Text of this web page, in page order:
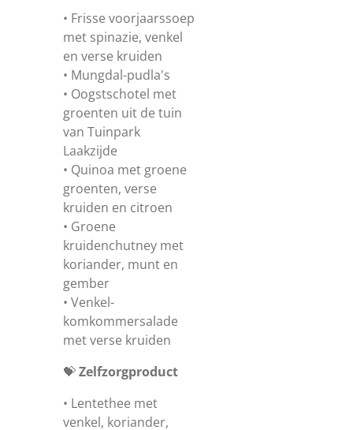
• Frisse voorjaarssoep
met spinazie, venkel
en verse kruiden
• Mungdal-pudla's
• Oogstschotel met
groenten uit de tuin
van Tuinpark
Laakzijde
• Quinoa met groene
groenten, verse
kruiden en citroen
• Groene
kruidenchutney met
koriander, munt en
gember
• Venkel-
komkommersalade
met verse kruiden
💝Zelfzorgproduct
• Lentethee met
venkel, koriander,